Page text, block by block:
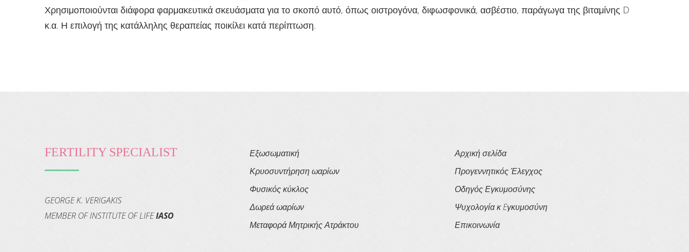
Χρησιμοποιούνται διάφορα φαρμακευτικά σκευάσματα για το σκοπό αυτό, όπως οιστρογόνα, διφωσφονικά, ασβέστιο, παράγωγα της βιταμίνης D
κ.α. Η επιλογή της κατάλληλης θεραπείας ποικίλει κατά περίπτωση.
FERTILITY SPECIALIST
GEORGE K. VERIGAKIS
MEMBER OF INSTITUTE OF LIFEIASO
Εξωσωματική
Κρυοσυντήρηση ωαρίων
Φυσικός κύκλος
Δωρεά ωαρίων
Μεταφορά Μητρικής Ατράκτου
Αρχική σελίδα
Προγεννητικός Έλεγχος
Οδηγός Εγκυμοσύνης
Ψυχολογία κ Eγκυμοσύνη
Επικοινωνία